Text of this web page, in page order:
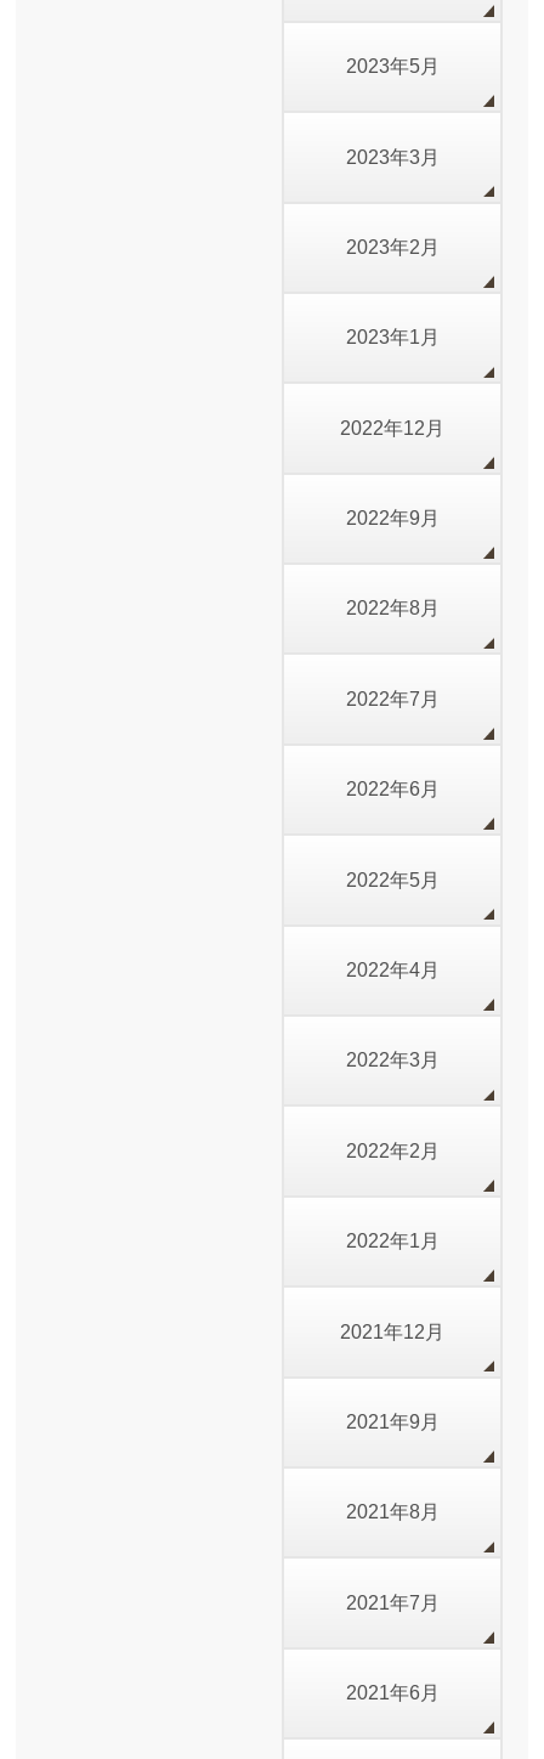
2023年5月
2023年3月
2023年2月
2023年1月
2022年12月
2022年9月
2022年8月
2022年7月
2022年6月
2022年5月
2022年4月
2022年3月
2022年2月
2022年1月
2021年12月
2021年9月
2021年8月
2021年7月
2021年6月